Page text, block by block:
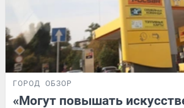
ГОРОД ОБЗОР
«Могут повышать